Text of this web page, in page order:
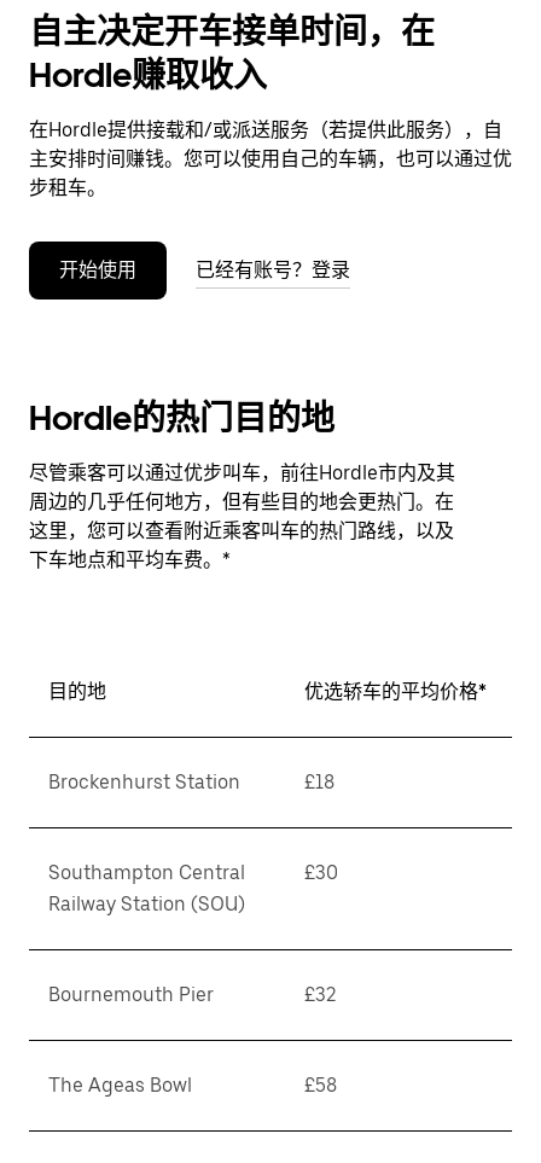
闭
日
历。
自主决定开车接单时间，在
Hordle赚取收入
在Hordle提供接载和/或派送服务（若提供此服务），自
主安排时间赚钱。您可以使用自己的车辆，也可以通过优
步租车。
开始使用 已经有账号？登录
Hordle的热门目的地
尽管乘客可以通过优步叫车，前往Hordle市内及其
周边的几乎任何地方，但有些目的地会更热门。在
这里，您可以查看附近乘客叫车的热门路线，以及
下车地点和平均车费。*
目的地 优选轿车的平均价格*
Brockenhurst Station £18
Southampton Central
Railway Station (SOU)
£30
Bournemouth Pier £32
The Ageas Bowl £58